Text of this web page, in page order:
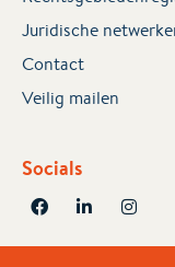
Juridische
Contact
Veilig mailen
Socials